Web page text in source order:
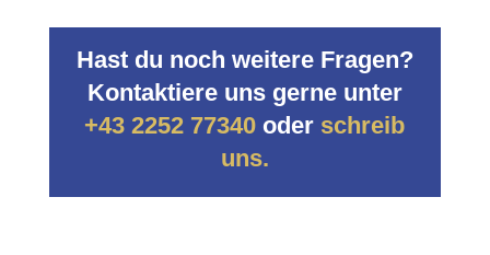
Hast du noch weitere Fragen?
Kontaktiere uns gerne unter
+43 2252 77340 oder schreib
uns.